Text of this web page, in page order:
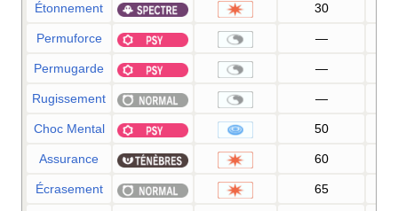
Étonnement 30
Permuforce —
Permugarde —
Rugissement —
Choc Mental 50
Assurance 60
Écrasement 65